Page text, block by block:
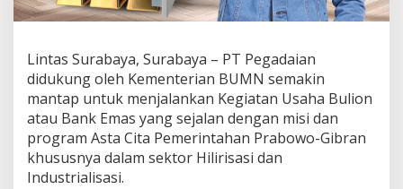
a
i
n
D
g
i
t
a
Lintas Surabaya, Surabaya – PT Pegadaian
didukung oleh Kementerian BUMN semakin
mantap untuk menjalankan Kegiatan Usaha Bulion
atau Bank Emas yang sejalan dengan misi dan
program Asta Cita Pemerintahan Prabowo-Gibran
khususnya dalam sektor Hilirisasi dan
Industrialisasi.